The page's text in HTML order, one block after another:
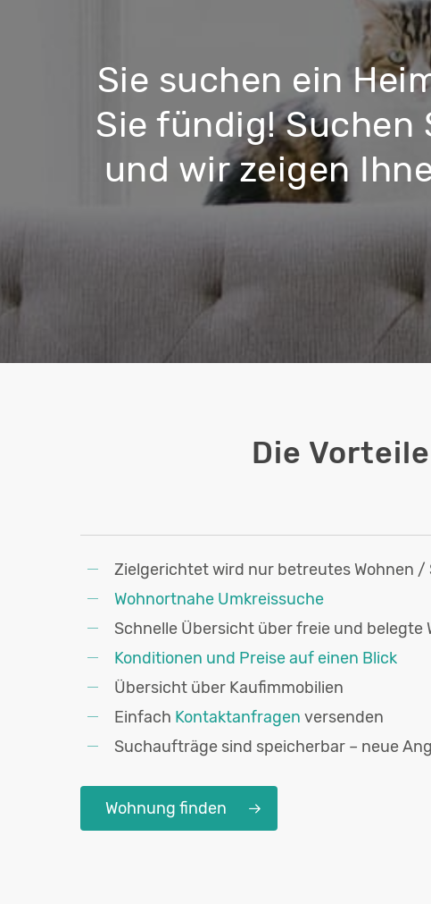
Sie suchen ein
Sie fündig! Suchen
und wir zeigen
Die
Zielgerichtet wird nur betreutes Wohnen
Wohnortnahe Umkreissuche
Schnelle Übersicht über freie und belegte
Konditionen und Preise auf einen Blick
Übersicht über Kaufimmobilien
Einfach Kontaktanfragen versenden
Suchaufträge sind speicherbar – neue
Wohnung finden